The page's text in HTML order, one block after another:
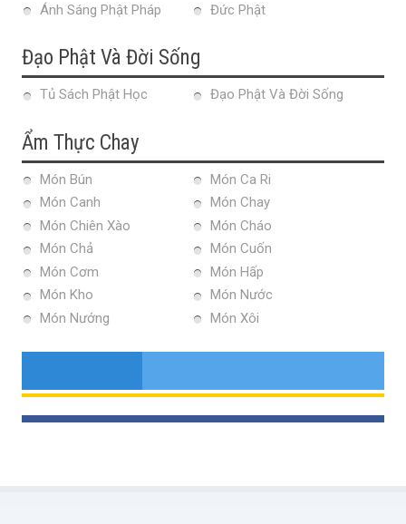
Ánh Sáng Phật Pháp
Đức Phật
Đạo Phật Và Đời Sống
Tủ Sách Phật Học Đạo Phật Và Đời Sống
Ẩm Thực Chay
Món Bún
Món Ca Ri
Món Canh
Món Chay
Món Chiên Xào
Món Cháo
Món Chả
Món Cuốn
Món Cơm
Món Hấp
Món Kho
Món Nước
Món Nướng
Món Xôi